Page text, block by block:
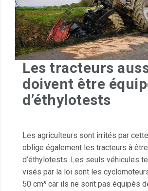
Les tracteurs
doivent être
d’éthylotests
Les agriculteurs sont irrités par
oblige également les tracteurs à
d’éthylotests. Les seuls véhicules
visés par la loi sont les
50 cm³ car ils ne sont pas équipés